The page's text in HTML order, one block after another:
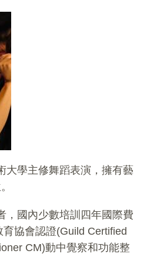
大學主修舞蹈表演，擁有藝
，國內少數培訓四年國際費
協會認證(Guild Certified
CM)動中覺察和功能整